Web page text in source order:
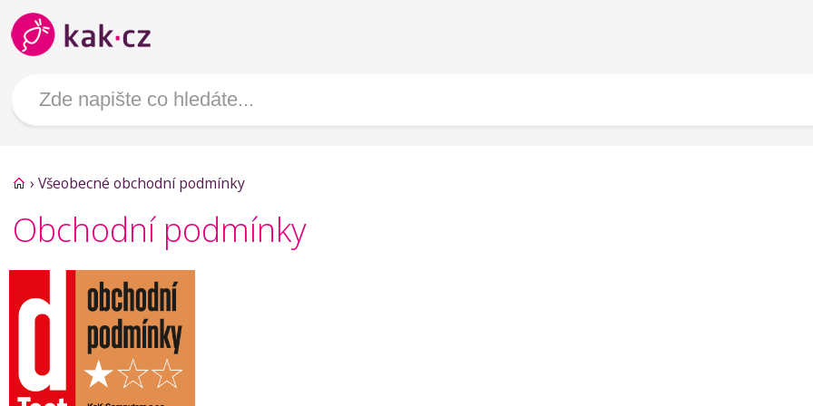
› Všeobecné obchodní podmínky
Obchodní podmínky